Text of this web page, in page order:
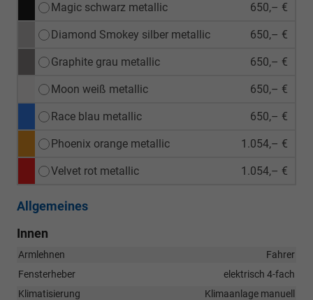
Magic schwarz metallic 650,– €
Diamond Smokey silber metallic 650,– €
Graphite grau metallic 650,– €
Moon weiß metallic 650,– €
Race blau metallic 650,– €
Phoenix orange metallic 1.054,– €
Velvet rot metallic 1.054,– €
Allgemeines
Innen
Armlehnen
Fahrer
Fensterheber
elektrisch 4-fach
Klimatisierung
Klimaanlage manuell